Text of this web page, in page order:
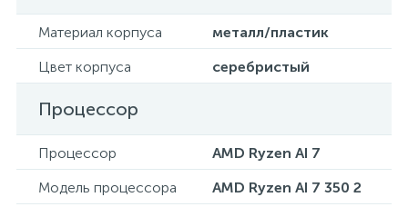
Материал корпуса
металл/пластик
Цвет корпуса
серебристый
Процессор
Процессор
AMD Ryzen AI 7
Модель процессора
AMD Ryzen AI 7 350 2